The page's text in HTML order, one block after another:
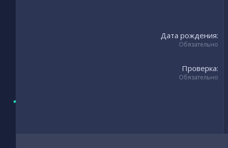
Дата рождения
Обязательно
Проверка
Обязательно